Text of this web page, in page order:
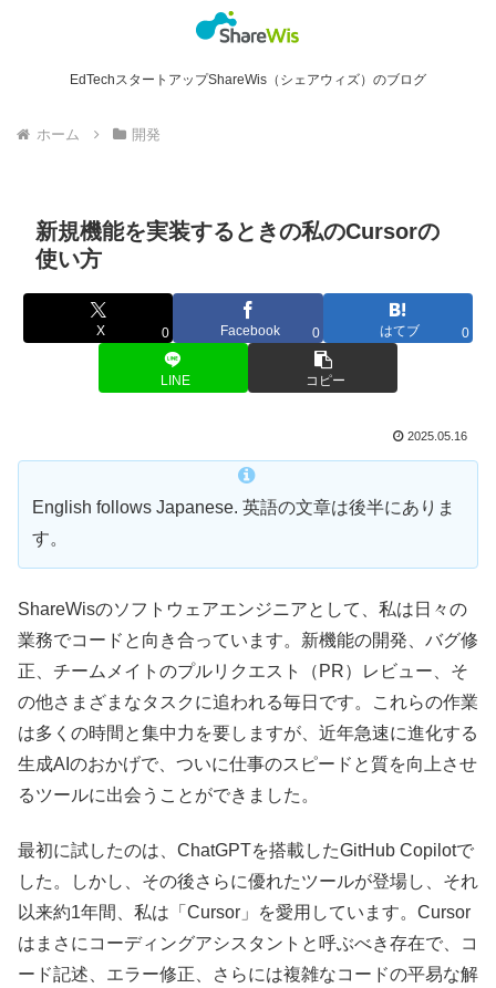
EdTechスタートアップShareWis（シェアウィズ）のブログ
ホーム 開発
新規機能を実装するときの私のCursorの
使い方
X 0 Facebook 0 はてブ 0
LINE コピー
2025.05.16
English follows Japanese. 英語の文章は後半にありま
す。
ShareWisのソフトウェアエンジニアとして、私は日々の
業務でコードと向き合っています。新機能の開発、バグ修
正、チームメイトのプルリクエスト（PR）レビュー、そ
の他さまざまなタスクに追われる毎日です。これらの作業
は多くの時間と集中力を要しますが、近年急速に進化する
生成AIのおかげで、ついに仕事のスピードと質を向上させ
るツールに出会うことができました。
最初に試したのは、ChatGPTを搭載したGitHub Copilotで
した。しかし、その後さらに優れたツールが登場し、それ
以来約1年間、私は「Cursor」を愛用しています。Cursor
はまさにコーディングアシスタントと呼ぶべき存在で、コ
ード記述、エラー修正、さらには複雑なコードの平易な解